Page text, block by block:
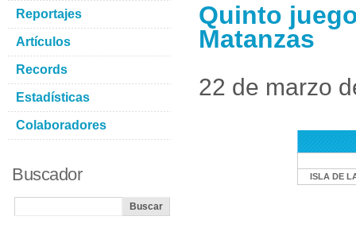
Quinto
Matanzas
22 de marzo
ISLA DE
Reportajes
Artículos
Records
Estadísticas
Colaboradores
Buscador